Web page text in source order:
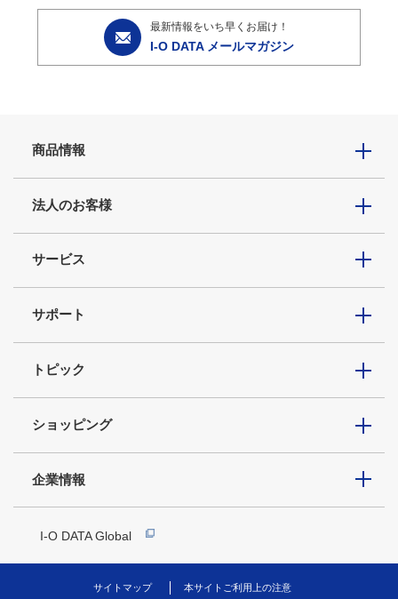
最新情報をいち早くお届け！
I-O DATA メールマガジン
商品情報
法人のお客様
サービス
サポート
トピック
ショッピング
企業情報
I-O DATA Global
サイトマップ 本サイトご利用上の注意